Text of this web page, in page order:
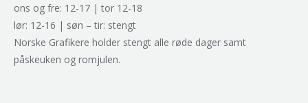
ons og fre: 12-17 | tor 12-18
lør: 12-16 | søn – tir: stengt
Norske Grafikere holder stengt alle røde dager samt
påskeuken og romjulen.